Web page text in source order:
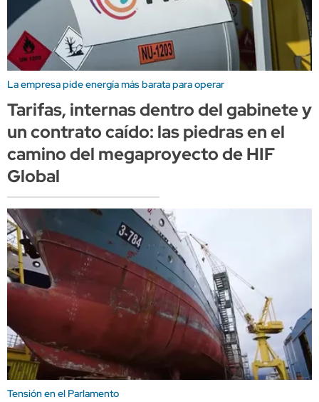
La empresa pide energía más barata para operar
Tarifas, internas dentro del gabinete y
un contrato caído: las piedras en el
camino del megaproyecto de HIF
Global
Tensión en el Parlamento